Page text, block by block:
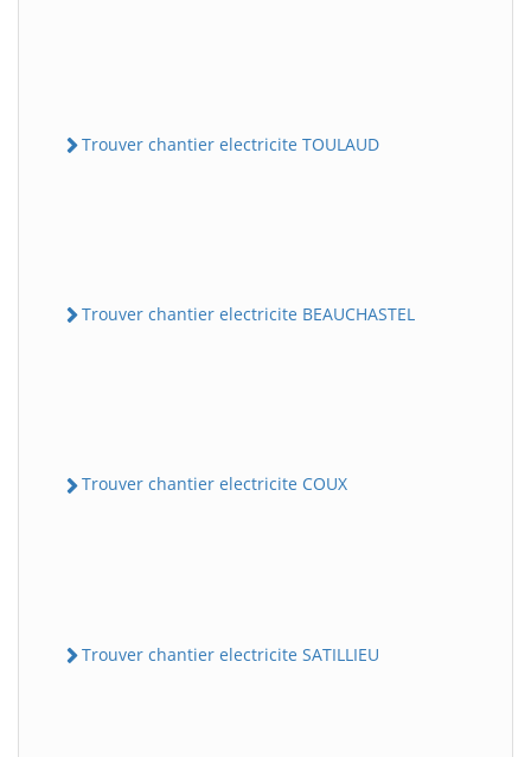
Trouver chantier electricite TOULAUD
Trouver chantier electricite BEAUCHASTEL
Trouver chantier electricite COUX
Trouver chantier electricite SATILLIEU